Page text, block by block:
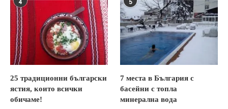
25 традиционни български
ястия, които всички
обичаме!
7 места в България с
басейни с топла
минерална вода